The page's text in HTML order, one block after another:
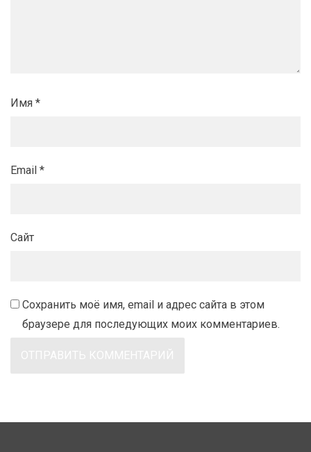
Имя *
Email *
Сайт
Сохранить моё имя, email и адрес сайта в этом
браузере для последующих моих комментариев.